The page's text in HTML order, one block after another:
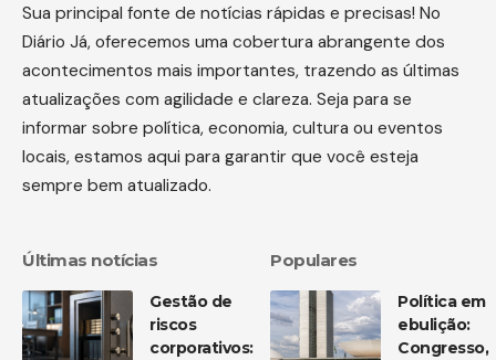
Sua principal fonte de notícias rápidas e precisas! No
Diário Já, oferecemos uma cobertura abrangente dos
acontecimentos mais importantes, trazendo as últimas
atualizações com agilidade e clareza. Seja para se
informar sobre política, economia, cultura ou eventos
locais, estamos aqui para garantir que você esteja
sempre bem atualizado.
Últimas notícias
Gestão de
riscos
corporativos:
Populares
Política em
ebulição:
Congresso,